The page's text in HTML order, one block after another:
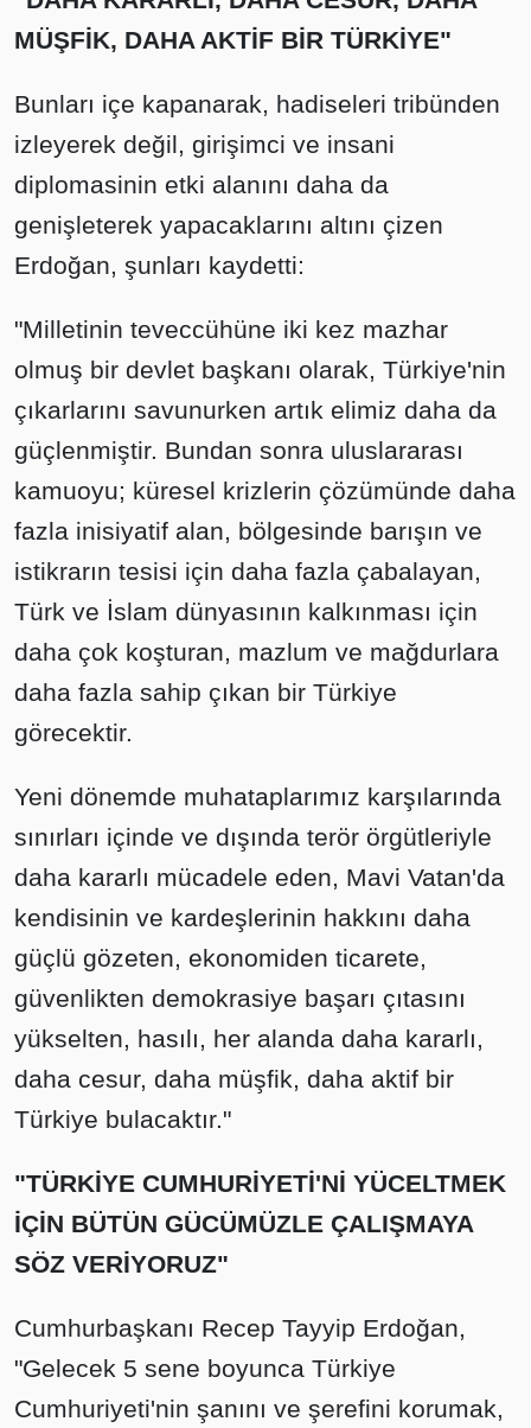
MÜŞFİK, DAHA AKTİF BİR TÜRKİYE"
Bunları içe kapanarak, hadiseleri tribünden
izleyerek değil, girişimci ve insani
diplomasinin etki alanını daha da
genişleterek yapacaklarını altını çizen
Erdoğan, şunları kaydetti:
"Milletinin teveccühüne iki kez mazhar
olmuş bir devlet başkanı olarak, Türkiye'nin
çıkarlarını savunurken artık elimiz daha da
güçlenmiştir. Bundan sonra uluslararası
kamuoyu; küresel krizlerin çözümünde daha
fazla inisiyatif alan, bölgesinde barışın ve
istikrarın tesisi için daha fazla çabalayan,
Türk ve İslam dünyasının kalkınması için
daha çok koşturan, mazlum ve mağdurlara
daha fazla sahip çıkan bir Türkiye
görecektir.
Yeni dönemde muhataplarımız karşılarında
sınırları içinde ve dışında terör örgütleriyle
daha kararlı mücadele eden, Mavi Vatan'da
kendisinin ve kardeşlerinin hakkını daha
güçlü gözeten, ekonomiden ticarete,
güvenlikten demokrasiye başarı çıtasını
yükselten, hasılı, her alanda daha kararlı,
daha cesur, daha müşfik, daha aktif bir
Türkiye bulacaktır."
"TÜRKİYE CUMHURİYETİ'Nİ YÜCELTMEK
İÇİN BÜTÜN GÜCÜMÜZLE ÇALIŞMAYA
SÖZ VERİYORUZ"
Cumhurbaşkanı Recep Tayyip Erdoğan,
"Gelecek 5 sene boyunca Türkiye
Cumhuriyeti'nin şanını ve şerefini korumak,